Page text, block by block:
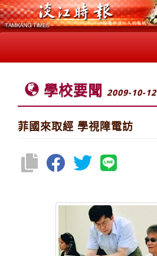
學校要聞 2009-10-12
菲國來取經 學視障電訪